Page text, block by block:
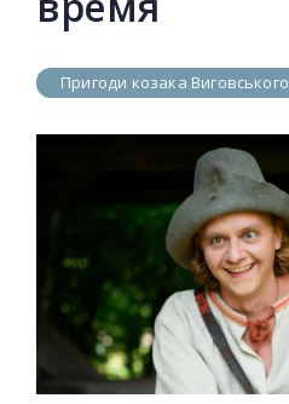
Пригоди козака Виговського